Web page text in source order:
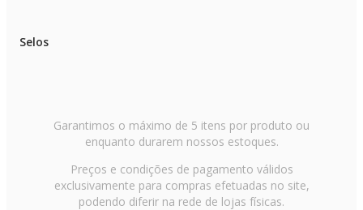
Selos
Garantimos o máximo de 5 itens por produto ou
enquanto durarem nossos estoques.
Preços e condições de pagamento válidos
exclusivamente para compras efetuadas no site,
podendo diferir na rede de lojas físicas.